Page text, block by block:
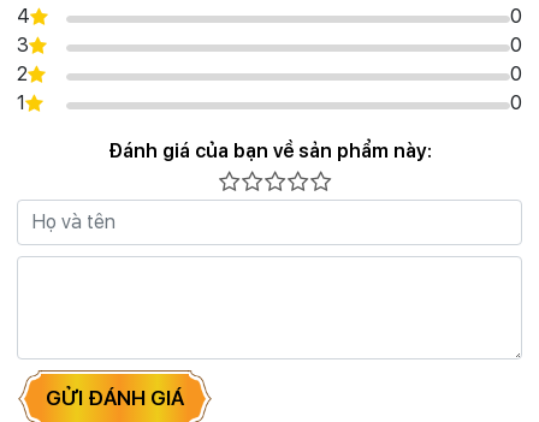
4
0
3
0
2
0
1
0
Đánh giá của bạn về sản phẩm này:
GỬI ĐÁNH GIÁ